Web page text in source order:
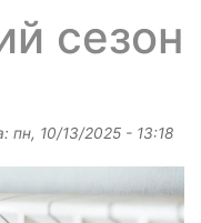
сезон
пн, 10/13/2025 - 13:18